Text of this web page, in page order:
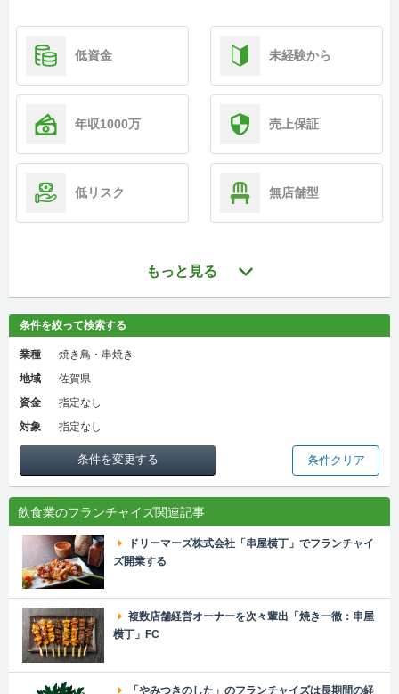
低資金 未経験から
年収1000万 売上保証
低リスク 無店舗型
もっと見る
条件を絞って検索する
業種
焼き鳥・串焼き
地域
佐賀県
資金
指定なし
対象
指定なし
条件を変更する 条件クリア
飲食業のフランチャイズ関連記事
ドリーマーズ株式会社「串屋横丁」でフランチャイ
ズ開業する
複数店舗経営オーナーを次々輩出「焼き一徹：串屋
横丁」FC
「やみつきのした」のフランチャイズは長期間の経